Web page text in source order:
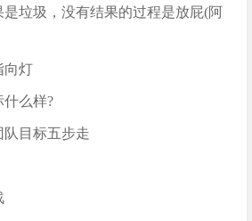
垃圾，没有结果的过程是放屁(阿
向灯
么样?
队目标五步走